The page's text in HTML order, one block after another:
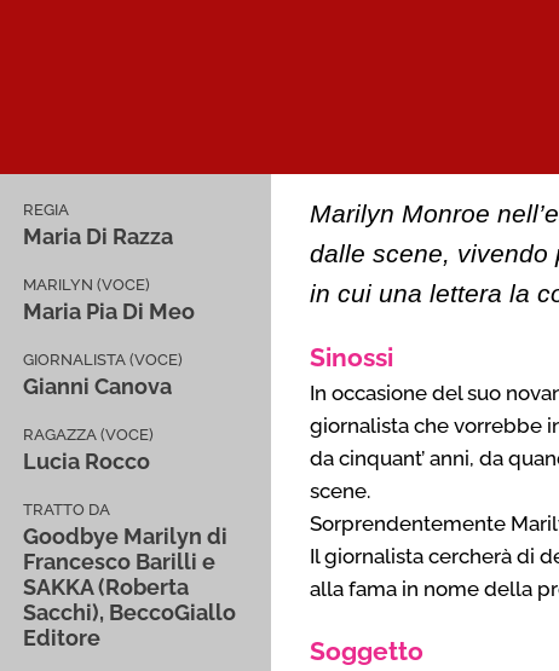
REGIA
Maria Di Razza
MARILYN (VOCE)
Maria Pia Di Meo
GIORNALISTA (VOCE)
Gianni Canova
RAGAZZA (VOCE)
Lucia Rocco
TRATTO DA
Goodbye Marilyn di
Francesco Barilli e
SAKKA (Roberta
Sacchi), BeccoGiallo
Editore
Marilyn Monroe
dalle scene, vivendo
in cui una lettera la
Sinossi
In occasione del suo
giornalista che vorrebbe
da cinquant’ anni, da
scene.
Sorprendentemente
Il giornalista cercherà di
alla fama in nome della
Soggetto